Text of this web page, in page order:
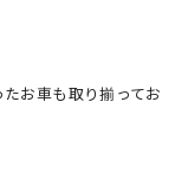
お車も取り揃ってお